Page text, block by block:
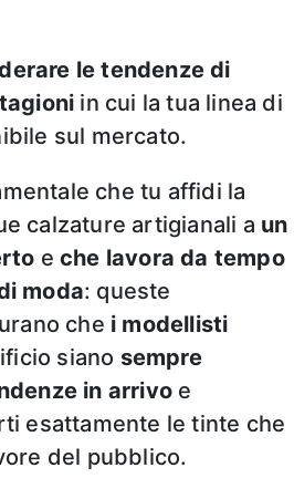
le tendenze di
in cui la tua linea di
sul mercato.
che tu affidi la
calzature artigianali a un
eche lavora da tempo
moda: queste
che i modellisti
siano sempre
in arrivo e
esattamente le tinte che
del pubblico.